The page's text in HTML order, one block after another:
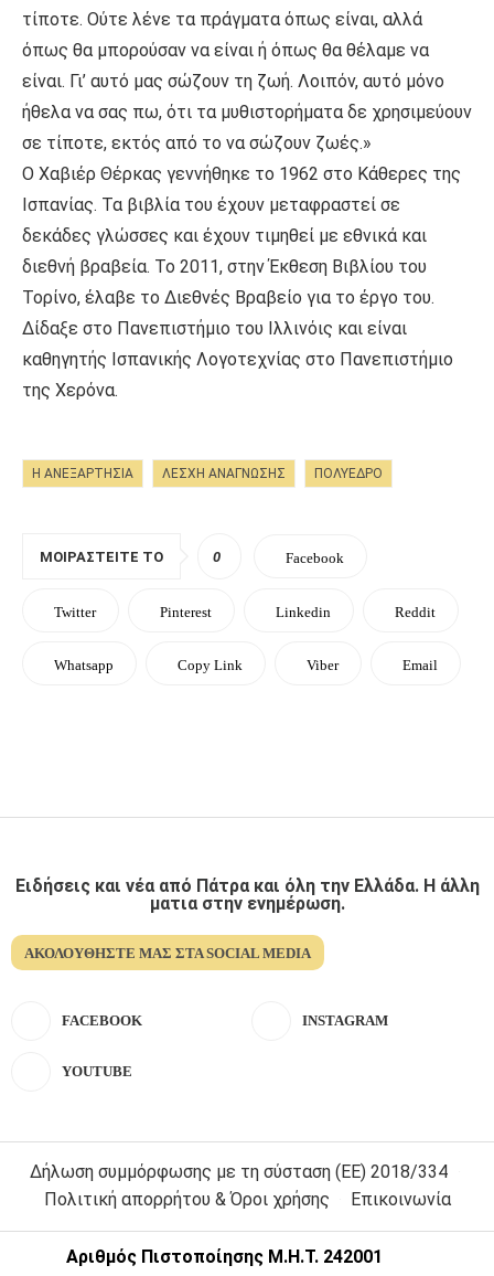
τίποτε. Ούτε λένε τα πράγματα όπως είναι, αλλά
όπως θα μπορούσαν να είναι ή όπως θα θέλαμε να
είναι. Γι’ αυτό μας σώζουν τη ζωή. Λοιπόν, αυτό μόνο
ήθελα να σας πω, ότι τα μυθιστορήματα δε χρησιμεύουν
σε τίποτε, εκτός από το να σώζουν ζωές.»
Ο Χαβιέρ Θέρκας γεννήθηκε το 1962 στο Κάθερες της
Ισπανίας. Τα βιβλία του έχουν μεταφραστεί σε
δεκάδες γλώσσες και έχουν τιμηθεί με εθνικά και
διεθνή βραβεία. Το 2011, στην Έκθεση Βιβλίου του
Τορίνο, έλαβε το Διεθνές Βραβείο για το έργο του.
Δίδαξε στο Πανεπιστήμιο του Ιλλινόις και είναι
καθηγητής Ισπανικής Λογοτεχνίας στο Πανεπιστήμιο
της Χερόνα.
Η ΑΝΕΞΑΡΤΗΣΊΑ ΛΈΣΧΗ ΑΝΆΓΝΩΣΗΣ ΠΟΛΥΕΔΡΟ
ΜΟΙΡΑΣΤΕΊΤΕ ΤΟ 0 Facebook
Twitter Pinterest Linkedin Reddit
Whatsapp Copy Link Viber Email
Ειδήσεις και νέα από Πάτρα και όλη την Ελλάδα. Η άλλη
ματια στην ενημέρωση.
ΑΚΟΛΟΥΘΉΣΤΕ ΜΑΣ ΣΤΑ SOCIAL MEDIA
FACEBOOK INSTAGRAM
YOUTUBE
Δήλωση συμμόρφωσης με τη σύσταση (ΕΕ) 2018/334
Πολιτική απορρήτου & Όροι χρήσης
Επικοινωνία
Αριθμός Πιστοποίησης Μ.Η.Τ. 242001